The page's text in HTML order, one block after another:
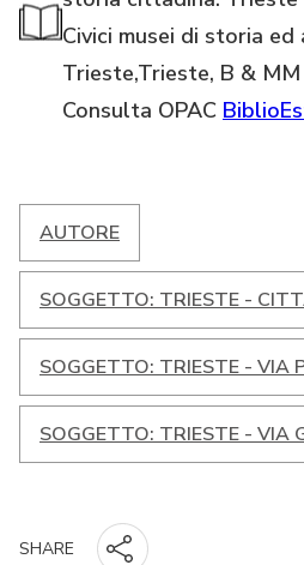
Civici musei di storia ed
Trieste,Trieste, B &
Consulta OPAC
AUTORE
SOGGETTO: TRIESTE -
SOGGETTO: TRIESTE - VIA
SOGGETTO: TRIESTE - VIA
SHARE